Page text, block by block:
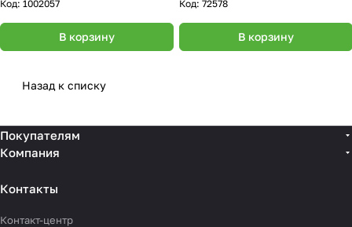
Код: 1002057
В корзину
Код: 72578
В корзину
Назад к списку
Покупателям
Компания
Контакты
Контакт-центр